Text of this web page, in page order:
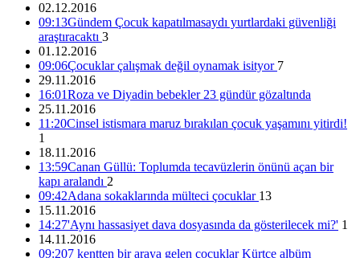
22 kadın eşbaşkan tutuklu, 35 belediyeye kayyım
11:25 05/12/2016
5 ARALIK 2016 GÜNDEMİ
11:21 05/12/2016
‘Yüzlerce çocuk devletin ihmalleri sonucu yaşamını yitirdi’
16:26 04/12/2016
02.12.2016
09:13Gündem Çocuk kapatılmasaydı yurtlardaki güvenliği
araştıracaktı 3
01.12.2016
09:06Çocuklar çalışmak değil oynamak isityor 7
29.11.2016
16:01Roza ve Diyadin bebekler 23 gündür gözaltında
25.11.2016
11:20Cinsel istismara maruz bırakılan çocuk yaşamını yitirdi!
1
18.11.2016
13:59Canan Güllü: Toplumda tecavüzlerin önünü açan bir
kapı aralandı 2
09:42Adana sokaklarında mülteci çocuklar 13
15.11.2016
14:27'Aynı hassasiyet dava dosyasında da gösterilecek mi?' 1
14.11.2016
09:207 kentten bir araya gelen çocuklar Kürtçe albüm